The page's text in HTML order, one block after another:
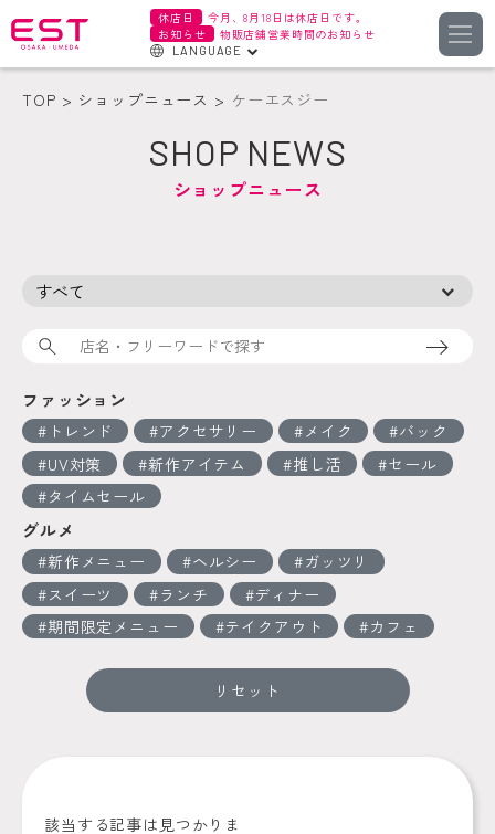
休店日
今月、8月18日は休店日です。
お知らせ
物販店舗営業時間のお知らせ
LANGUAGE
簡体字
繁体字
TOP ショップニュース ケーエスジー
SHOP NEWS
ショップニュース
検索
ファッション
トレンド アクセサリー メイク
バック
UV対策
新作アイテム 推し活
セール
タイムセール
グルメ
新作メニュー ヘルシー
ガッツリ
スイーツ
ランチ
ディナー
期間限定メニュー
テイクアウト カフェ
リセット
該当する記事は見つかりま